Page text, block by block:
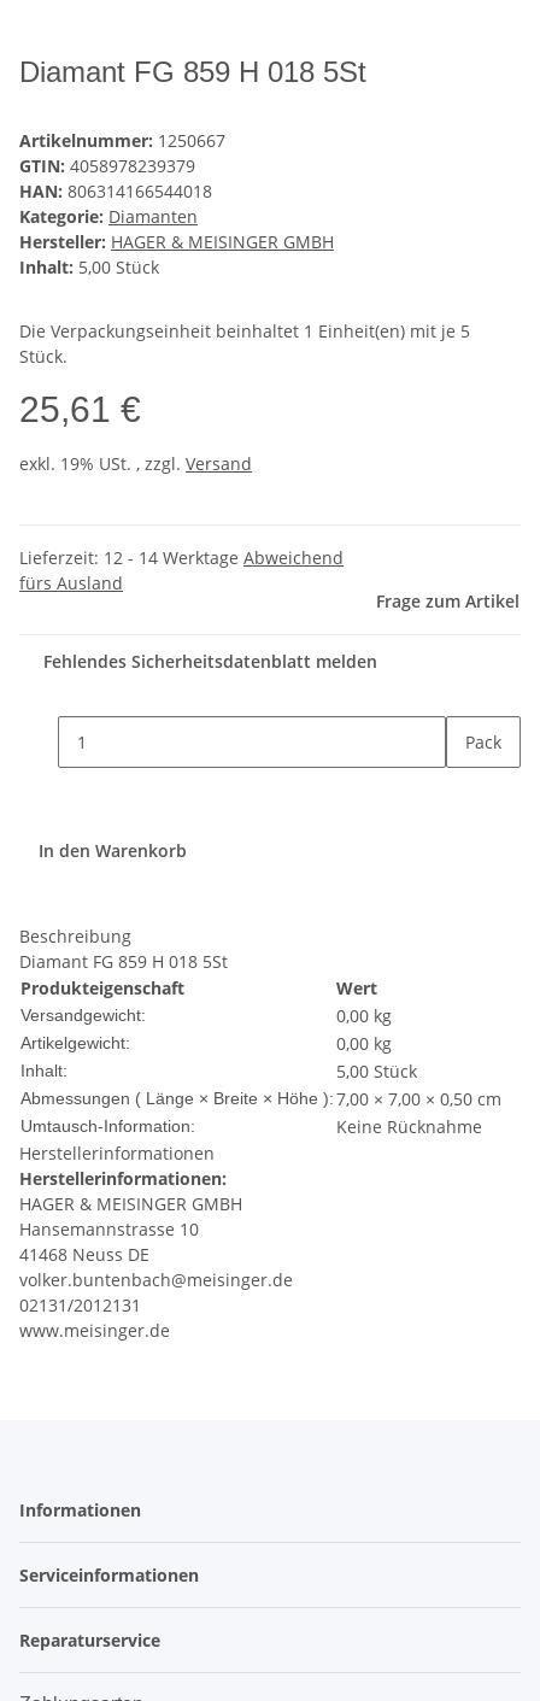
Diamant FG 859 H 018 5St
Artikelnummer: 1250667
GTIN: 4058978239379
HAN: 806314166544018
Kategorie: Diamanten
Hersteller: HAGER & MEISINGER GMBH
Inhalt: 5,00 Stück
Die Verpackungseinheit beinhaltet 1 Einheit(en) mit je 5
Stück.
25,61 €
exkl. 19% USt. , zzgl. Versand
Lieferzeit: 12 - 14 Werktage Abweichend
fürs Ausland
Frage zum Artikel
Fehlendes Sicherheitsdatenblatt melden
Pack
In den Warenkorb
Beschreibung
Diamant FG 859 H 018 5St
Produkteigenschaft
Wert
Versandgewicht: 0,00 kg
Artikelgewicht: 0,00 kg
Inhalt: 5,00 Stück
Abmessungen ( Länge × Breite × Höhe ):7,00 × 7,00 × 0,50 cm
Umtausch-Information:
Keine Rücknahme
Herstellerinformationen
Herstellerinformationen:
HAGER & MEISINGER GMBH
Hansemannstrasse 10
41468 Neuss DE
volker.buntenbach@meisinger.de
02131/2012131
www.meisinger.de
Informationen
Serviceinformationen
Reparaturservice